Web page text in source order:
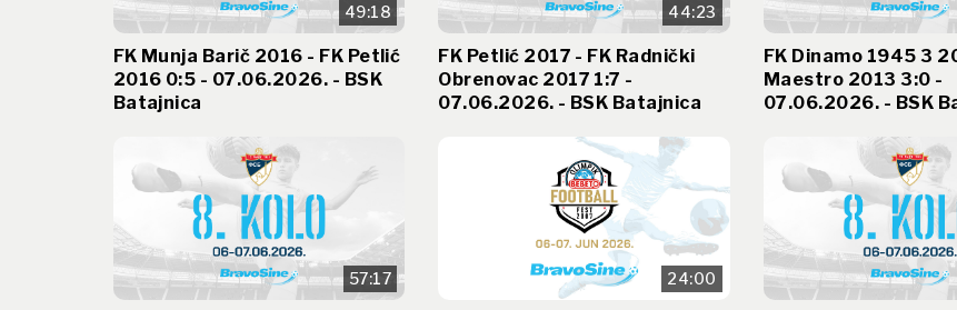
49:18
FK Munja Barič 2016 - FK Petlić
2016 0:5 - 07.06.2026. - BSK
Batajnica
44:23
FK Petlić 2017 - FK Radnički
Obrenovac 2017 1:7 -
07.06.2026. - BSK Batajnica
FK Dinamo 1945 3
Maestro 2013 3:0 -
07.06.2026. - BSK
57:17 24:00